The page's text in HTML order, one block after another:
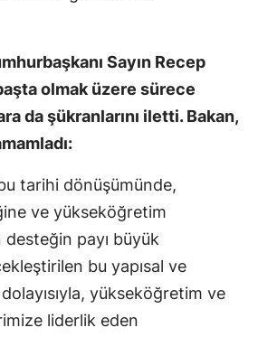
Sayın Recep
olmak üzere sürece
da şükranlarını iletti. Bakan,
tarihi dönüşümünde,
ve yükseköğretim
payı büyük
bu yapısal ve
yükseköğretim ve
liderlik eden